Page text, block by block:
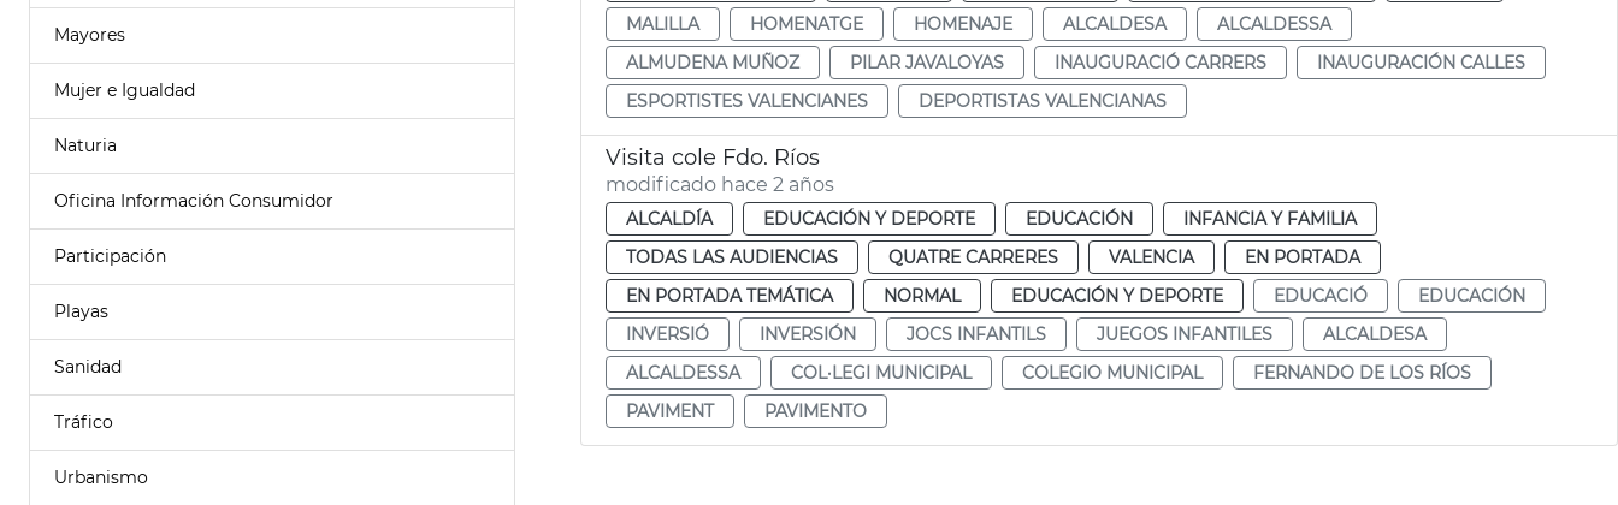
Mayores
Mujer e Igualdad
Naturia
Oficina Información Consumidor
Participación
Playas
Sanidad
Tráfico
Urbanismo
MALILLA
HOMENATGE HOMENAJE ALCALDESA
ALCALDESSA
ALMUDENA MUÑOZ
PILAR JAVALOYAS INAUGURACIÓ CARRERS
INAUGURACIÓN CALLES
ESPORTISTES VALENCIANES
DEPORTISTAS VALENCIANAS
Visita cole Fdo. Ríos
modificado hace 2 años
ALCALDÍA EDUCACIÓN Y DEPORTE EDUCACIÓN
INFANCIA Y FAMILIA
TODAS LAS AUDIENCIAS
QUATRE CARRERES VALENCIA
EN PORTADA
EN PORTADA TEMÁTICA
NORMAL EDUCACIÓN Y DEPORTE EDUCACIÓ
EDUCACIÓN
INVERSIÓ
INVERSIÓN JOCS INFANTILS JUEGOS INFANTILES
ALCALDESA
ALCALDESSA
COL·LEGI MUNICIPAL COLEGIO MUNICIPAL
FERNANDO DE LOS RÍOS
PAVIMENT
PAVIMENTO